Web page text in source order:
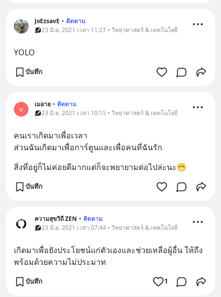
JoEzsavE • ติดตาม
23 มิ.ย. 2021 เวลา 11:27 • วิทยาศาสตร์ & เทคโนโลยี
YOLO
บันทึก
ม
เมอาย • ติดตาม
23 มิ.ย. 2021 เวลา 10:15 • วิทยาศาสตร์ & เทคโนโลยี
คนเราเกิดมาเพื่อเวลา
ส่วนฉันเกิดมาเพื่อการ์ตูนและเพื่อคนที่ฉันรัก
สิ่งที่อยู่ก็ไม่ค่อยดีมากแต่ก็จะพยายามต่อไปล่ะนะ😁
บันทึก
ความสุขวิถี ZEN • ติดตาม
23 มิ.ย. 2021 เวลา 07:44 • วิทยาศาสตร์ & เทคโนโลยี
เกิดมาเพื่อยังประโยชน์แก่ตัวเองและช่วยเหลือผู้อื่น ให้ถึง
พร้อมด้วยความไม่ประมาท
บันทึก 1